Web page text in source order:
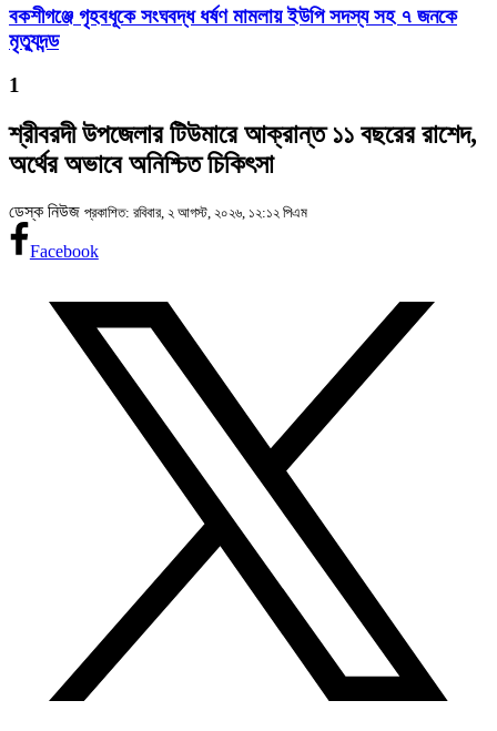
বকশীগঞ্জে গৃহবধূকে সংঘবদ্ধ ধর্ষণ মামলায় ইউপি সদস্য সহ ৭ জনকে
মৃত্যুদন্ড
1
শ্রীবরদী উপজেলার টিউমারে আক্রান্ত ১১ বছরের রাশেদ,
অর্থের অভাবে অনিশ্চিত চিকিৎসা
ডেস্ক নিউজ প্রকাশিত: রবিবার, ২ আগস্ট, ২০২৬, ১২:১২ পিএম
Facebook